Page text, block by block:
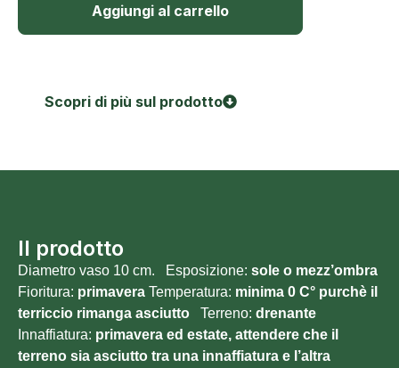
Aggiungi al carrello
Scopri di più sul prodotto
Il prodotto
Diametro vaso 10 cm. Esposizione: sole o mezz’ombra
Fioritura: primavera Temperatura: minima 0 C° purchè il
terriccio rimanga asciutto
Terreno: drenante
Innaffiatura: primavera ed estate, attendere che il
terreno sia asciutto tra una innaffiatura e l’altra